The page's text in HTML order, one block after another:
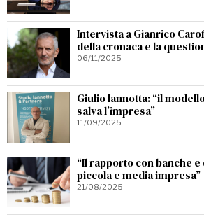
Intervista a Gianrico
della cronaca e la
06/11/2025
Giulio Iannotta: “il
salva l’impresa”
11/09/2025
“Il rapporto con banche
piccola e media impresa”
21/08/2025